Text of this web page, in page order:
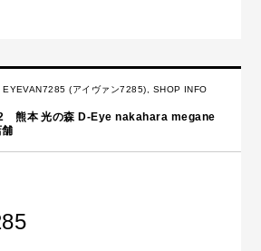
EYEVAN7285 (アイヴァン7285), SHOP INFO
熊本 光の森 D-Eye nakahara megane